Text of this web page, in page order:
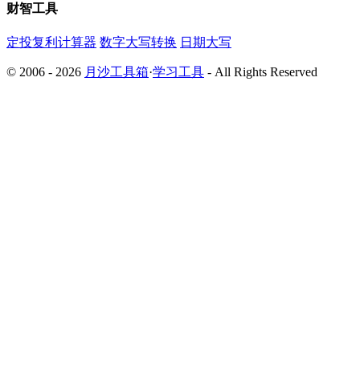
财智工具
定投复利计算器 数字大写转换 日期大写
© 2006 - 2026 月沙工具箱·学习工具 - All Rights Reserved